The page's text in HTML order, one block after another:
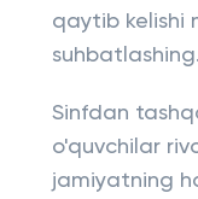
qaytib kelishi
suhbatlashing.
Sinfdan
o'quvchilar
jamiyatning